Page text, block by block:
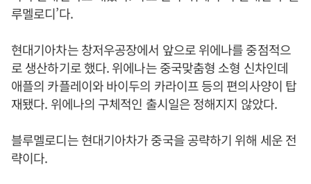
루멜로디’다.
현대기아차는 창저우공장에서 앞으로 위에나를 중점적으
로 생산하기로 했다. 위에나는 중국맞춤형 소형 신차인데
애플의 카플레이와 바이두의 카라이프 등의 편의사양이 탑
재됐다. 위에나의 구체적인 출시일은 정해지지 않았다.
블루멜로디는 현대기아차가 중국을 공략하기 위해 세운 전
략이다.